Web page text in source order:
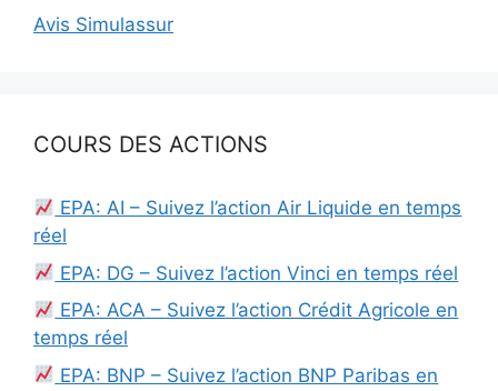
Avis Simulassur
COURS DES ACTIONS
EPA: AI – Suivez l’action Air Liquide en temps
réel
EPA: DG – Suivez l’action Vinci en temps réel
EPA: ACA – Suivez l’action Crédit Agricole en
temps réel
EPA: BNP – Suivez l’action BNP Paribas en